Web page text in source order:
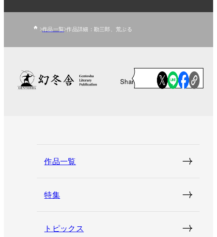
作品一覧 作品詳細：勘三郎、荒ぶる
Share
作品一覧
特集
トピックス